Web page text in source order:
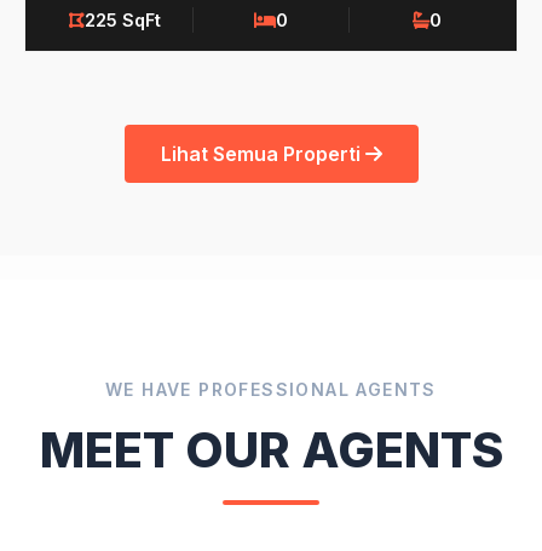
225 SqFt 0 0
Lihat Semua Properti
WE HAVE PROFESSIONAL AGENTS
MEET OUR AGENTS